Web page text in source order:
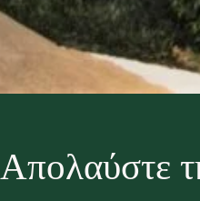
Απολαύστε